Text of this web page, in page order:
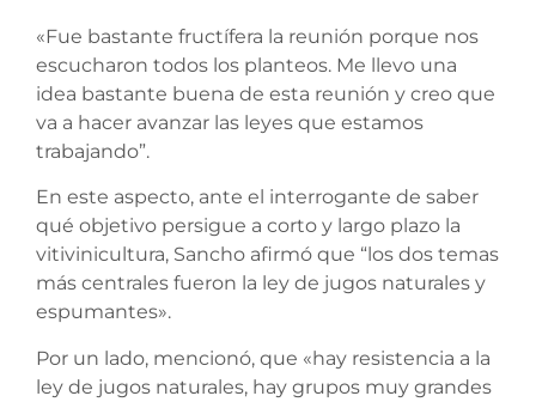
«Fue bastante fructífera la reunión porque nos
escucharon todos los planteos. Me llevo una
idea bastante buena de esta reunión y creo que
va a hacer avanzar las leyes que estamos
trabajando”.
En este aspecto, ante el interrogante de saber
qué objetivo persigue a corto y largo plazo la
vitivinicultura, Sancho afirmó que “los dos temas
más centrales fueron la ley de jugos naturales y
espumantes».
Por un lado, mencionó, que «hay resistencia a la
ley de jugos naturales, hay grupos muy grandes